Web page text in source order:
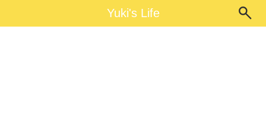
Yuki's LifeYuki's Life